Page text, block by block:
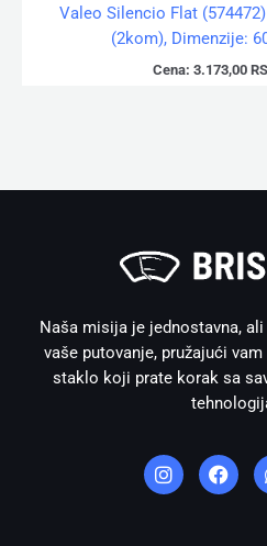
Valeo Silencio Flat
(2kom), Dimenzije:
Cena: 3.173,00
Naša misija je jednostavna,
vaše putovanje, pružajući
staklo koji prate korak sa
n
s
t
a
c
e